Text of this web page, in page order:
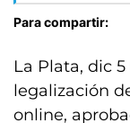
Para compartir:
La Plata, dic 5
legalización
online,